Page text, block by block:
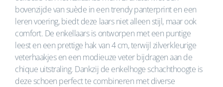
bovenzijde van suède in een trendy panterprint en een
leren voering, biedt deze laars niet alleen stijl, maar ook
comfort. De enkellaars is ontworpen met een puntige
leest en een prettige hak van 4 cm, terwijl zilverkleurige
veterhaakjes en een modieuze veter bijdragen aan de
chique uitstraling. Dankzij de enkelhoge schachthoogte is
deze schoen perfect te combineren met diverse